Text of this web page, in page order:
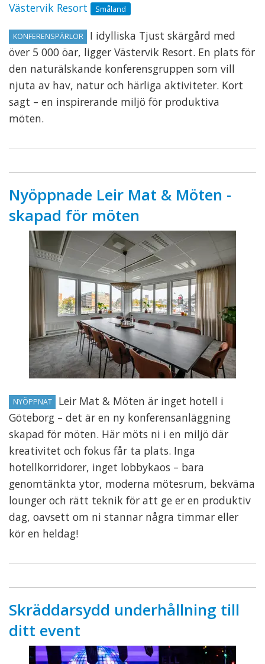
Västervik Resort Småland
KONFERENSPÄRLOR
I idylliska Tjust skärgård med
över 5 000 öar, ligger Västervik Resort. En plats för
den naturälskande konferensgruppen som vill
njuta av hav, natur och härliga aktiviteter. Kort
sagt – en inspirerande miljö för produktiva
möten.
Nyöppnade Leir Mat & Möten -
skapad för möten
NYÖPPNAT
Leir Mat & Möten är inget hotell i
Göteborg – det är en ny konferensanläggning
skapad för möten. Här möts ni i en miljö där
kreativitet och fokus får ta plats. Inga
hotellkorridorer, inget lobbykaos – bara
genomtänkta ytor, moderna mötesrum, bekväma
lounger och rätt teknik för att ge er en produktiv
dag, oavsett om ni stannar några timmar eller
kör en heldag!
Skräddarsydd underhållning till
ditt event